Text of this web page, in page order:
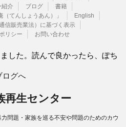
紹介
ブログ
書籍
てんしょうあん）」
English
信販売業法）に基づく表示
リシー
お問い合わせ
した。読んで良かったら、ぽち
再生センター
問題・家族を巡る不安や問題のためのカウ